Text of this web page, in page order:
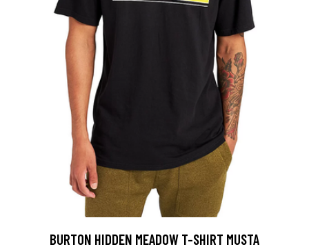
BURTON HIDDEN MEADOW T-SHIRT MUSTA